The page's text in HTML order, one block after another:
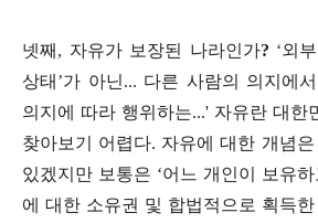
넷째 , 자유가 보장된 나라인가? ‘외
상태 ’가 아닌... 다른 사람의 의지에
의지에 따라 행위하는...' 자유란 대한
찾아보기 어렵다. 자유에 대한 개념
있겠지만 보통은 ‘어느 개인이 보유
에 대한 소유권 및 합법적으로 획득